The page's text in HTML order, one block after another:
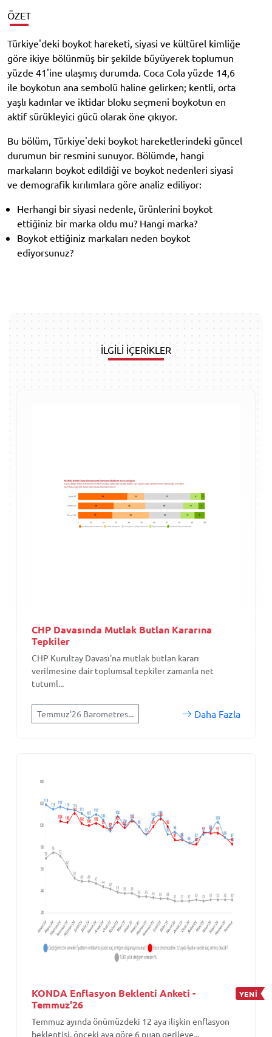
ÖZET
Türkiye'deki boykot hareketi, siyasi ve kültürel kimliğe
göre ikiye bölünmüş bir şekilde büyüyerek toplumun
yüzde 41'ine ulaşmış durumda. Coca Cola yüzde 14,6
ile boykotun ana sembolü haline gelirken; kentli, orta
yaşlı kadınlar ve iktidar bloku seçmeni boykotun en
aktif sürükleyici gücü olarak öne çıkıyor.
Bu bölüm, Türkiye'deki boykot hareketlerindeki güncel
durumun bir resmini sunuyor. Bölümde, hangi
markaların boykot edildiği ve boykot nedenleri siyasi
ve demografik kırılımlara göre analiz ediliyor:
Herhangi bir siyasi nedenle, ürünlerini boykot
ettiğiniz bir marka oldu mu? Hangi marka?
Boykot ettiğiniz markaları neden boykot
ediyorsunuz?
İLGİLİ İÇERİKLER
CHP Davasında Mutlak Butlan Kararına
Tepkiler
CHP Kurultay Davası'na mutlak butlan kararı
verilmesine dair toplumsal tepkiler zamanla net
tutuml...
Temmuz'26 Barometres... Daha Fazla
KONDA Enflasyon Beklenti Anketi -
Temmuz'26
YENİ
Temmuz ayında önümüzdeki 12 aya ilişkin enflasyon
beklentisi, önceki aya göre 6 puan gerileye...